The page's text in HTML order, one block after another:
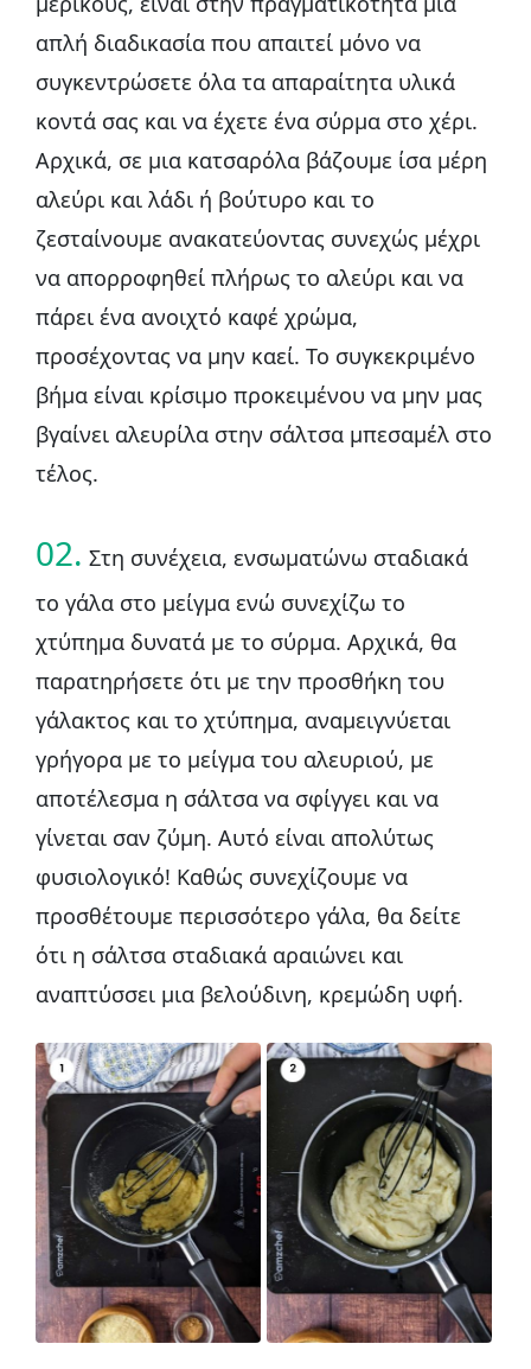
απλή διαδικασία που απαιτεί μόνο να
συγκεντρώσετε όλα τα απαραίτητα υλικά
κοντά σας και να έχετε ένα σύρμα στο χέρι.
Αρχικά, σε μια κατσαρόλα βάζουμε ίσα μέρη
αλεύρι και λάδι ή βούτυρο και το
ζεσταίνουμε ανακατεύοντας συνεχώς μέχρι
να απορροφηθεί πλήρως το αλεύρι και να
πάρει ένα ανοιχτό καφέ χρώμα,
προσέχοντας να μην καεί. Το συγκεκριμένο
βήμα είναι κρίσιμο προκειμένου να μην μας
βγαίνει αλευρίλα στην σάλτσα μπεσαμέλ στο
τέλος.
02. Στη συνέχεια, ενσωματώνω σταδιακά
το γάλα στο μείγμα ενώ συνεχίζω το
χτύπημα δυνατά με το σύρμα. Αρχικά, θα
παρατηρήσετε ότι με την προσθήκη του
γάλακτος και το χτύπημα, αναμειγνύεται
γρήγορα με το μείγμα του αλευριού, με
αποτέλεσμα η σάλτσα να σφίγγει και να
γίνεται σαν ζύμη. Αυτό είναι απολύτως
φυσιολογικό! Καθώς συνεχίζουμε να
προσθέτουμε περισσότερο γάλα, θα δείτε
ότι η σάλτσα σταδιακά αραιώνει και
αναπτύσσει μια βελούδινη, κρεμώδη υφή.